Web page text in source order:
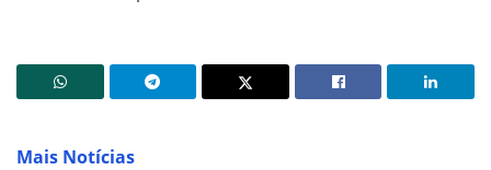
Mais Notícias